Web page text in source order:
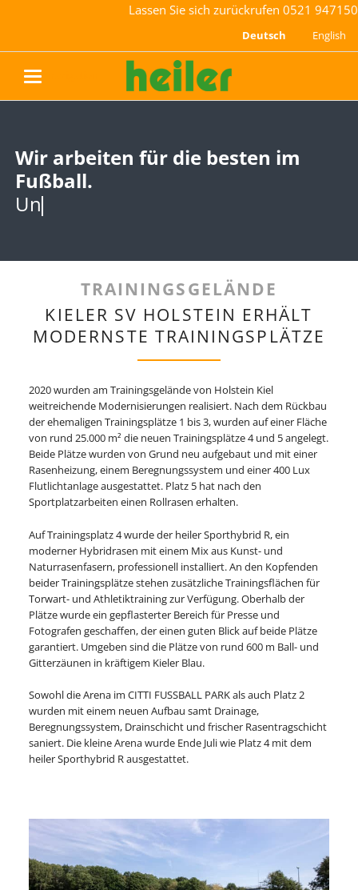
Lassen Sie sich zurückrufen 0521 947150
Deutsch English
Wir arbeiten für die besten im
Fußball.
Wir arbeiten für die besten im
Fußball.
Und wir sind st
Und wir sind stolz darauf.
TRAININGSGELÄNDE
KIELER SV HOLSTEIN ERHÄLT
MODERNSTE TRAININGSPLÄTZE
2020 wurden am Trainingsgelände von Holstein Kiel
weitreichende Modernisierungen realisiert. Nach dem Rückbau
der ehemaligen Trainingsplätze 1 bis 3, wurden auf einer Fläche
von rund 25.000 m² die neuen Trainingsplätze 4 und 5 angelegt.
Beide Plätze wurden von Grund neu aufgebaut und mit einer
Rasenheizung, einem Beregnungssystem und einer 400 Lux
Flutlichtanlage ausgestattet. Platz 5 hat nach den
Sportplatzarbeiten einen Rollrasen erhalten.
Auf Trainingsplatz 4 wurde der heiler Sporthybrid R, ein
moderner Hybridrasen mit einem Mix aus Kunst- und
Naturrasenfasern, professionell installiert. An den Kopfenden
beider Trainingsplätze stehen zusätzliche Trainingsflächen für
Torwart- und Athletiktraining zur Verfügung. Oberhalb der
Plätze wurde ein gepflasterter Bereich für Presse und
Fotografen geschaffen, der einen guten Blick auf beide Plätze
garantiert. Umgeben sind die Plätze von rund 600 m Ball- und
Gitterzäunen in kräftigem Kieler Blau.
Sowohl die Arena im CITTI FUSSBALL PARK als auch Platz 2
wurden mit einem neuen Aufbau samt Drainage,
Beregnungssystem, Drainschicht und frischer Rasentragschicht
saniert. Die kleine Arena wurde Ende Juli wie Platz 4 mit dem
heiler Sporthybrid R ausgestattet.